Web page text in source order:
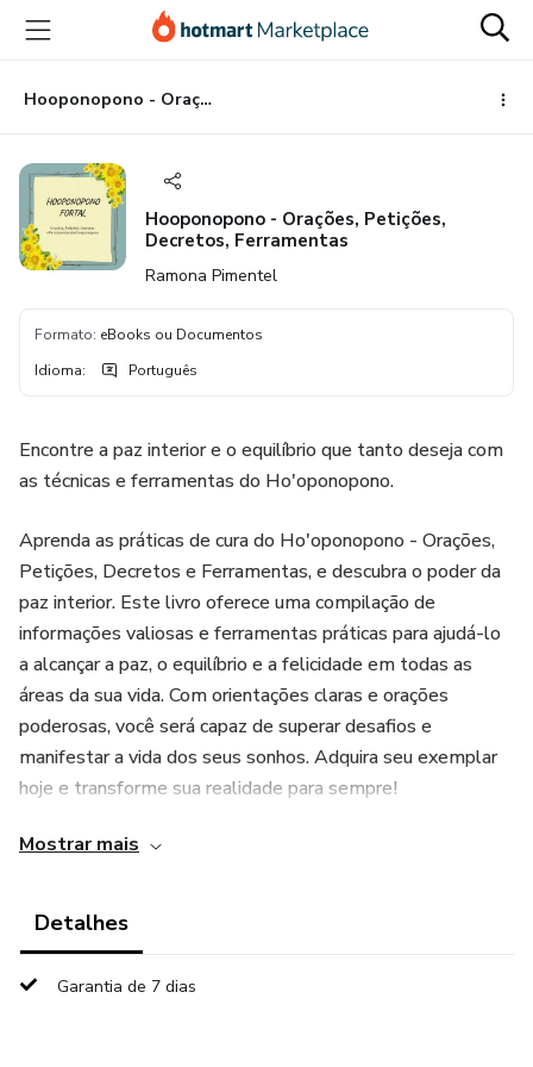
para
conteúdo
principal
para
pagamento
para
rodapé
Hooponopono - Orações, Petições, Decretos, Ferramentas
Hooponopono - Orações, Petições,
Decretos, Ferramentas
Ramona Pimentel
Formato: eBooks ou Documentos
Idioma: Português
Encontre a paz interior e o equilíbrio que tanto deseja com
as técnicas e ferramentas do Ho'oponopono.
Aprenda as práticas de cura do Ho'oponopono - Orações,
Petições, Decretos e Ferramentas, e descubra o poder da
paz interior. Este livro oferece uma compilação de
informações valiosas e ferramentas práticas para ajudá-lo
a alcançar a paz, o equilíbrio e a felicidade em todas as
áreas da sua vida. Com orientações claras e orações
poderosas, você será capaz de superar desafios e
manifestar a vida dos seus sonhos. Adquira seu exemplar
hoje e transforme sua realidade para sempre!
Mostrar mais
Detalhes
Garantia de 7 dias